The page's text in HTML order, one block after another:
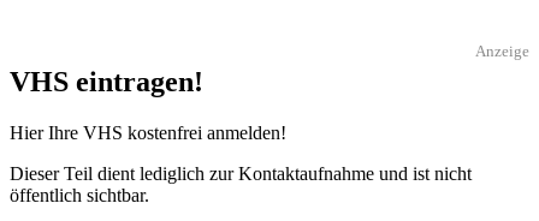
Anzeige
VHS eintragen!
Hier Ihre VHS kostenfrei anmelden!
Dieser Teil dient lediglich zur Kontaktaufnahme und ist nicht
öffentlich sichtbar.